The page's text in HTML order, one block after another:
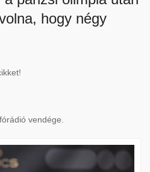
hogy négy
vendége.